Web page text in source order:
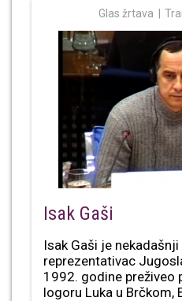
Glas žrtava
Isak Gaši
Isak Gaši je
reprezentativac
1992. godine preživeo
logoru Luka u Brčkom,